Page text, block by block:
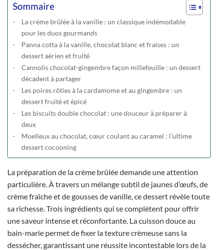
Sommaire
La crème brûlée à la vanille : un classique indémodable
pour les duos gourmands
Panna cotta à la vanille, chocolat blanc et fraises : un
dessert aérien et fruité
Cannolis chocolat-gingembre façon millefeuille : un dessert
décadent à partager
Les poires rôties à la cardamome et au gingembre : un
dessert fruité et épicé
Les biscuits double chocolat : une douceur à préparer à
deux
Moelleux au chocolat, cœur coulant au caramel : l’ultime
dessert cocooning
La préparation de la crème brûlée demande une attention
particulière. À travers un mélange subtil de jaunes d’œufs, de
crème fraîche et de gousses de vanille, ce dessert révèle toute
sa richesse. Trois ingrédients qui se complètent pour offrir
une saveur intense et réconfortante. La cuisson douce au
bain-marie permet de fixer la texture crèmeuse sans la
dessécher, garantissant une réussite incontestable lors de la